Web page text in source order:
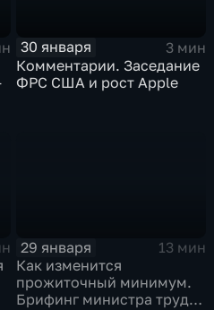
30 января
3 мин
Комментарии. Заседание
ФРС США и рост Apple
29 января
13 мин
Как изменится
прожиточный минимум.
Брифинг министра труда